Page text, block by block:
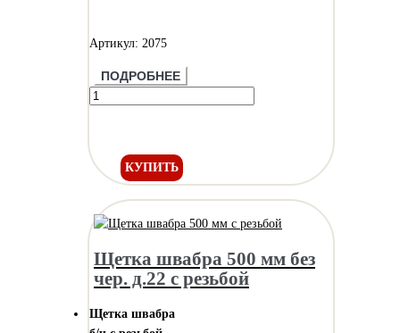
Артикул: 2075
ПОДРОБНЕЕ
КУПИТЬ
Щетка швабра 500 мм без
чер. д.22 с резьбой
Щетка швабра